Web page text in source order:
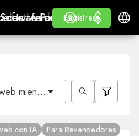
con IA
con IA de contabilidad
Software de contabilidad
Para
Para Revendedores
MARCA BLANCA
Aprender
Aprender
Regístrese
Regístrese
Inicio de sesión
$
$
mientras la página de "En
con IA Para Revendedores